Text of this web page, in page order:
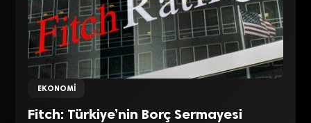
EKONOMI
Fitch: Türkiye’nin Borç Sermayesi